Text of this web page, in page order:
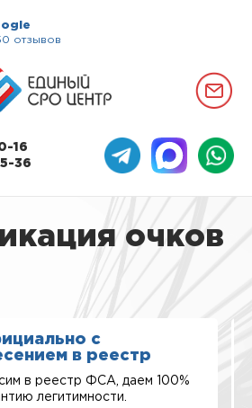
отзывов
16
36
очков
с
в реестр
в реестр ФСА, даем 100%
легитимности.